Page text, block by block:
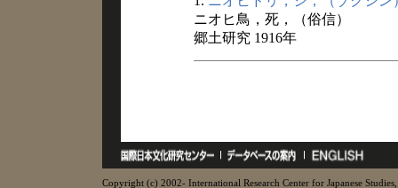
ニオヒ鳥，死，（俗信）
郷土研究 1916年
Copyright (c) 2002- International Research Center for Japanese